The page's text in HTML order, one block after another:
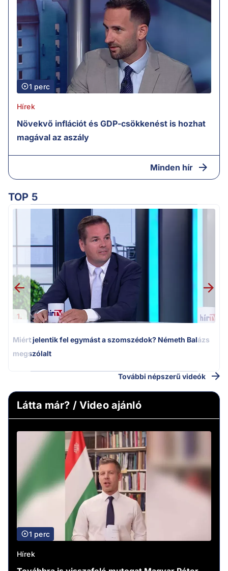
1 perc
Hírek
Növekvő inflációt és GDP-csökkenést is hozhat
magával az aszály
Minden hír
TOP 5
1.
Miért jelentik fel egymást a szomszédok? Németh Balázs
megszólalt
További népszerű videók
Látta már? / Video ajánló
1 perc
Hírek